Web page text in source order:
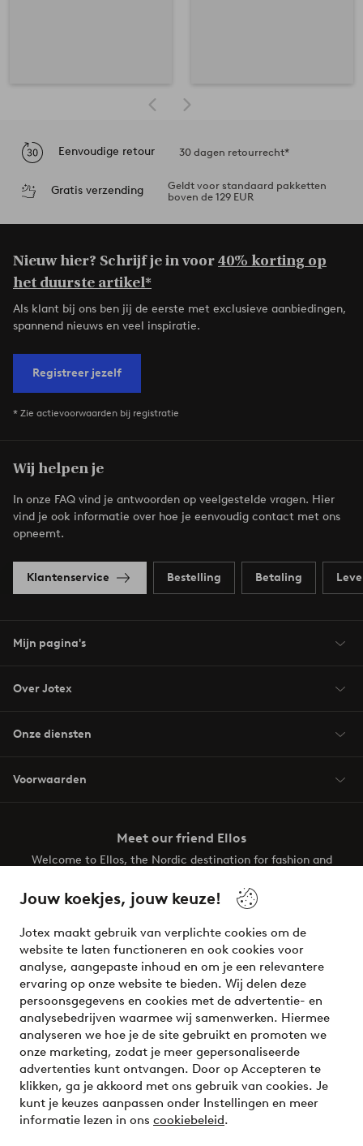
Jouw koekjes, jouw keuze!
Jotex maakt gebruik van verplichte cookies om de
website te laten functioneren en ook cookies voor
analyse, aangepaste inhoud en om je een relevantere
ervaring op onze website te bieden. Wij delen deze
persoonsgegevens en cookies met de advertentie- en
analysebedrijven waarmee wij samenwerken. Hiermee
analyseren we hoe je de site gebruikt en promoten we
onze marketing, zodat je meer gepersonaliseerde
advertenties kunt ontvangen. Door op Accepteren te
klikken, ga je akkoord met ons gebruik van cookies. Je
kunt je keuzes aanpassen onder Instellingen en meer
informatie lezen in ons cookiebeleid.
Eenvoudige retour 30 dagen retourrecht*
Gratis verzending
Geldt voor standaard pakketten
boven de 129 EUR
Nieuw hier? Schrijf je in voor40% korting op
het duurste artikel*
Als klant bij ons ben jij de eerste met exclusieve aanbiedingen,
spannend nieuws en veel inspiratie.
Registreer jezelf
* Zie actievoorwaarden bij registratie
Wij helpen je
In onze FAQ vind je antwoorden op veelgestelde vragen. Hier
vind je ook informatie over hoe je eenvoudig contact met ons
opneemt.
Klantenservice Bestelling Betaling
Mijn pagina's
Over Jotex
Onze diensten
Voorwaarden
Meet our friend Ellos
Welcome to Ellos, the Nordic destination for fashion and
your wardrobe. Your next inspiring look is here!
Veilig betalen - Nu betalen of opsplitsen
Wil je meer weten over onze betaalopties?